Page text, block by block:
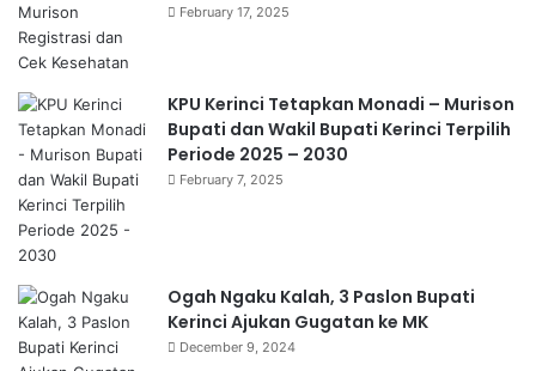
February 17, 2025
KPU Kerinci Tetapkan Monadi – Murison
Bupati dan Wakil Bupati Kerinci Terpilih
Periode 2025 – 2030
February 7, 2025
Ogah Ngaku Kalah, 3 Paslon Bupati
Kerinci Ajukan Gugatan ke MK
December 9, 2024